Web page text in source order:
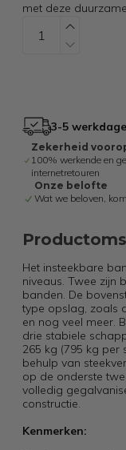
met deze
3-5
Zekerheid
100% werkende en
internetretouren
Onze belofte
Wat we beloven,
Het insteekbare
niveaus. Twee zijn
banden. De
type opslag, zoals
en nog veel meer.
drie stabiele
265 kg (795 kg per
behulp van
op de onderste
volledig
constructie.
Kenmerken: